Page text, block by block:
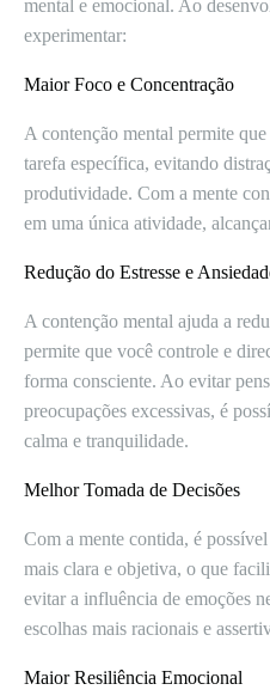
mental e emocional. Ao
experimentar:
Maior Foco e Concentração
A contenção mental permite
tarefa específica, evitando
produtividade. Com a mente
em uma única atividade,
Redução do Estresse e
A contenção mental ajuda a
permite que você controle e
forma consciente. Ao evitar
preocupações excessivas, é
calma e tranquilidade.
Melhor Tomada de Decisões
Com a mente contida, é
mais clara e objetiva, o que
evitar a influência de emoções
escolhas mais racionais e
Maior Resiliência Emocional